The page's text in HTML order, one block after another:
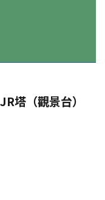
塔（觀景台）